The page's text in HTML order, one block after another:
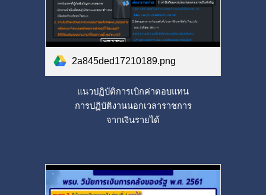
2a845ded17210189.png
แนวปฏิบัติการเบิกค่าตอบแทน
การปฏิบัติงานนอกเวลาราชการ
จากเงินรายได้